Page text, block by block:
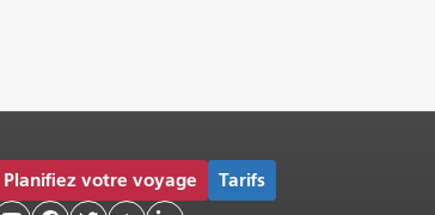
Planifiez votre voyage Tarifs